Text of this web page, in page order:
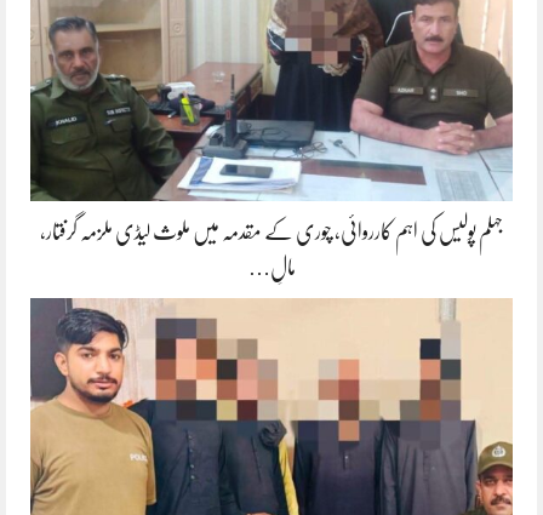
جہلم پولیس کی اہم کارروائی، چوری کے مقدمہ میں ملوث لیڈی ملزمہ گرفتار،
مالِ…